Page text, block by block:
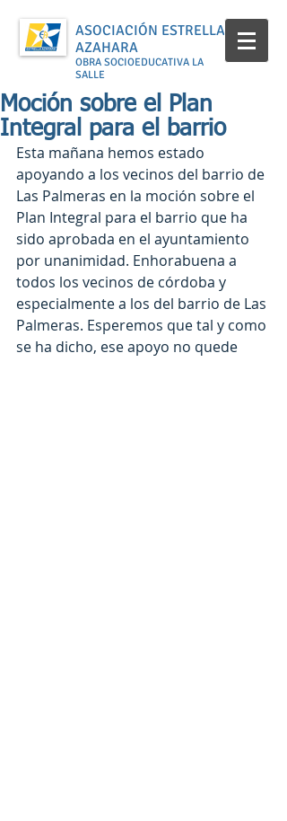
ASOCIACIÓN ESTRELLA
AZAHARA
OBRA SOCIOEDUCATIVA LA
SALLE
Moción sobre el Plan
Integral para el barrio
Esta mañana hemos estado
apoyando a los vecinos del barrio de
Las Palmeras en la moción sobre el
Plan Integral para el barrio que ha
sido aprobada en el ayuntamiento
por unanimidad. Enhorabuena a
todos los vecinos de córdoba y
especialmente a los del barrio de Las
Palmeras. Esperemos que tal y como
se ha dicho, ese apoyo no quede